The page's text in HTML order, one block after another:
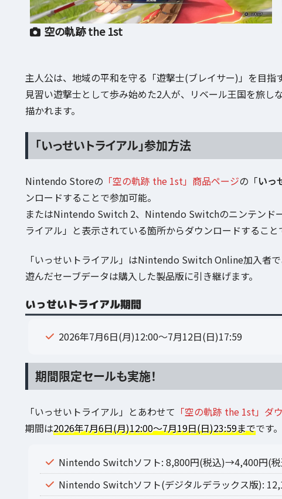
空の軌跡 the 1st
主人公は、地域の平和を守る「遊撃士(ブレイサー)」を目指
見習い遊撃士として歩み始めた2人が、リベール王国を旅
描かれます。
「いっせいトライアル」参加方法
Nintendo Storeの 「空の軌跡 the 1st」商品ページの「いっ
ンロードすることで参加可能。
またはNintendo Switch 2、Nintendo Switchのニンテンド
ライアル」と表示されている箇所からダウンロードすること
「いっせいトライアル」はNintendo Switch Online加入者
遊んだセーブデータは購入した製品版に引き継げます。
いっせいトライアル期間
2026年7月6日(月)12:00～7月12日(日)17:59
期間限定セールも実施！
「いっせいトライアル」とあわせて 「空の軌跡 the 1st」ダ
期間は2026年7月6日(月)12:00～7月19日(日)23:59までです。
Nintendo Switchソフト: 8,800円(税込)→4,400円(税
Nintendo Switchソフト(デジタルデラックス版):